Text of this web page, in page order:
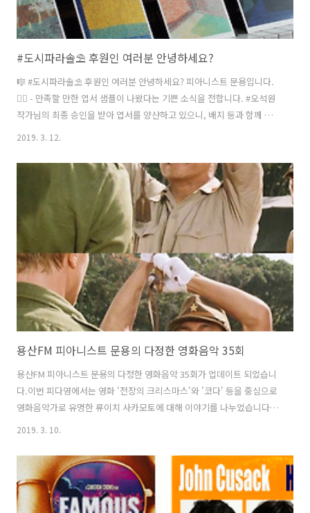
#도시파라솔⛱ 후원인 여러분 안녕하세요?
​🎼 #도시파라솔⛱ 후원인 여러분 안녕하세요? 피아니스트 문용입니다.
🙇‍♂️ - 만족할 만한 엽서 샘플이 나왔다는 기쁜 소식을 전합니다. #오석원
작가님의 최종 승인을 받아 엽서를 양산하고 있으니, 배지 등과 함께 곧
음이 설레입니다.🎁 - 🎛#도시파라솔⛱ 은 현재 후반작업을 진행중입니
다. 🎧녹음된 음원을 모니터하고 있는데, 정말 우습게도 혼자서 아주 좋
아하고 있습니다.😆 남들이 보면 아주 우스운 모양새일텐데 그래도 실룩
실룩 웃으면서 모니터 하고 있습니다. 저 혼자서만 좋은 거면 어쩌나 걱
정하면서 말이죠!😱 - 🎙녹음을 진행한 #톤스튜디오 는 #제주 에도 스튜
디오가 있다..
2019. 3. 12.
용산FM 피아니스트 문용의 다정한 영화음악 35회
용산FM 피아니스트 문용의 다정한 영화음악 35회가 업데이트 되었습니
다.이번 피다영에서는 영화 '전장의 크리스마스'와 '코다' 등을 중심으로
영화음악가로 유명한 류이치 사카모토에 대해 이야기를 나누었습니다.
그럼 용산FM 피아니스트 문용의 다정한 영화음악 35회를 들어보시기 바
https://www.podty.me/episode/14229947
http://www.podbbang.com/ch/7604?e=22873843
2019. 3. 10.